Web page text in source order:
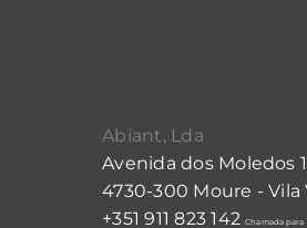
Abiant, Lda
Avenida dos Moledos
4730-300 Moure - Vila
+351 911 823 142Chamada para